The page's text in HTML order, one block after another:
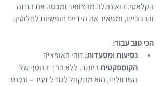
הקלאסי. הוא נתלה מהצוואר ומכסה את החזה
והברכיים, ומשאיר את הידיים חופשיות לחלוטין.
הכי טוב עבור:
נסיעות ומסעדות: זוהי האופציה
הקומפקטית ביותר. ללא הבד הנוסף של
השרוולים, הוא מתקפל לגודל זעיר – ונכנס